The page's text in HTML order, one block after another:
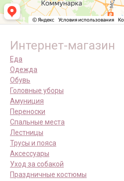
Интернет-магазин
Еда
Одежда
Обувь
Головные уборы
Амуниция
Переноски
Спальные места
Лестницы
Трусы и пояса
Аксессуары
Уход за собакой
Праздничные костюмы